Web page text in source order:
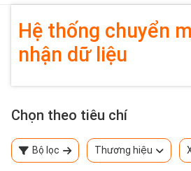
Hệ thống chuyển
nhận dữ liệu
Chọn theo tiêu chí
Bộ lọc Thương hiệu